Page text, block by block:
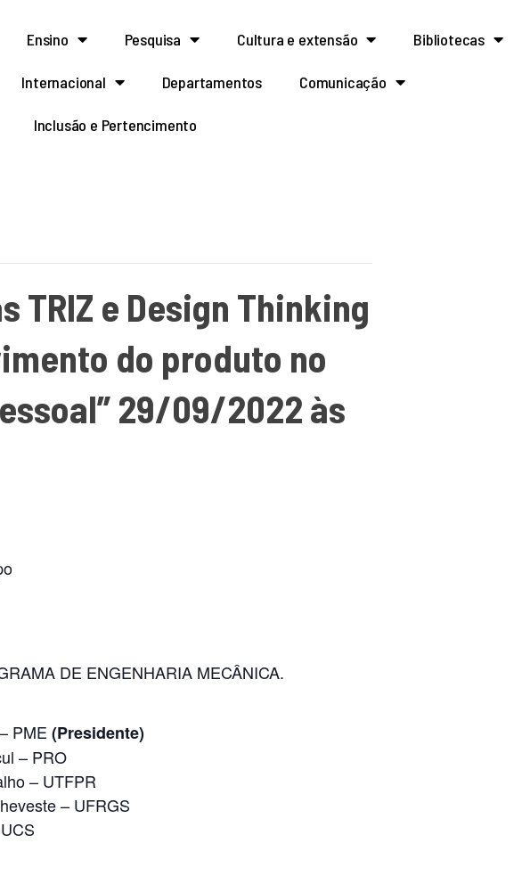
Ensino Pesquisa Cultura e extensão Bibliotecas
Internacional Departamentos Comunicação
Inclusão e Pertencimento
TRIZ e Design Thinking
do produto no
29/09/2022 às
DE ENGENHARIA MECÂNICA.
PME (Presidente)
– PRO
– UTFPR
– UFRGS